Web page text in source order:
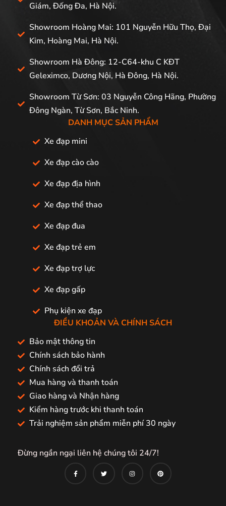
Giám, Đống Đa, Hà Nội.
Showroom Hoàng Mai: 101 Nguyễn Hữu Thọ, Đại
Kim, Hoàng Mai, Hà Nội.
Showroom Hà Đông: 12-C64-khu C KĐT
Geleximco, Dương Nội, Hà Đông, Hà Nội.
Showroom Từ Sơn: 03 Nguyễn Công Hãng, Phường
Đông Ngàn, Từ Sơn, Bắc Ninh.
DANH MỤC SẢN PHẨM
Xe đạp mini
Xe đạp cào cào
Xe đạp địa hình
Xe đạp thể thao
Xe đạp đua
Xe đạp trẻ em
Xe đạp trợ lực
Xe đạp gấp
Phụ kiện xe đạp
ĐIỀU KHOẢN VÀ CHÍNH SÁCH
Bảo mật thông tin
Chính sách bảo hành
Chính sách đổi trả
Mua hàng và thanh toán
Giao hàng và Nhận hàng
Kiểm hàng trước khi thanh toán
Trải nghiệm sản phẩm miễn phí 30 ngày
Đừng ngần ngại liên hệ chúng tôi 24/7!